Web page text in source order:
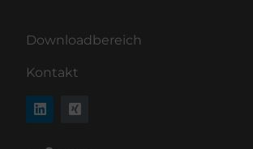
Downloadbereich
Kontakt